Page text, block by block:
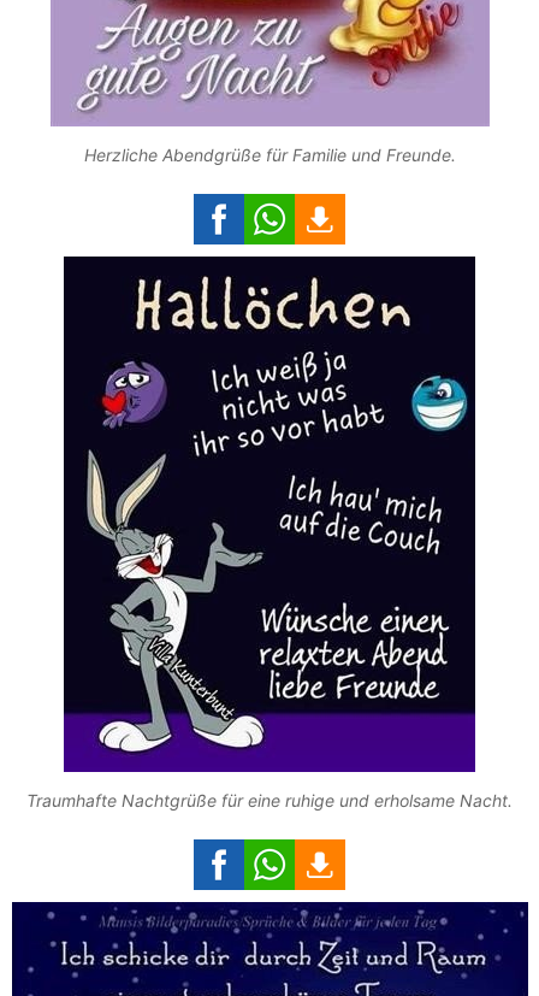
Herzliche Abendgrüße für Familie und Freunde.
Traumhafte Nachtgrüße für eine ruhige und erholsame Nacht.